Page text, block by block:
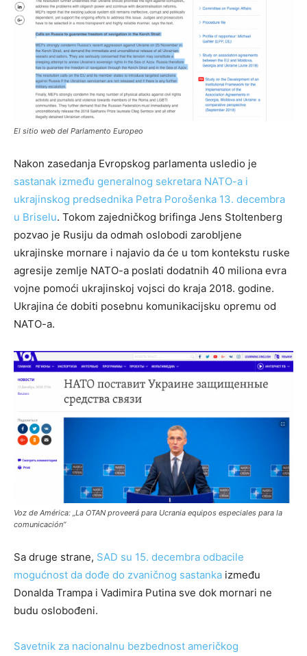
El sitio web del Parlamento Europeo
Nakon zasedanja Evropskog parlamenta usledio je
sastanak između generalnog sekretara NATO-a i
ukrajinskog predsednika Petra Porošenka 13. decembra
u Briselu. Tokom zajedničkog brifinga Jens Stoltenberg
pozvao je Rusiju da odmah oslobodi zarobljene
ukrajinske mornare i najavio da će u tom kontekstu ruske
agresije zemlje NATO-a poslati dodatnih 40 miliona evra
vojne pomoći ukrajinskoj vojsci do kraja 2018. godine.
Ukrajina će dobiti posebnu komunikacijsku opremu od
NATO-a.
Voz de América: „La OTAN proveerá para Ucrania equipos especiales para la
comunicación“
Sa druge strane, SAD su 15. decembra odbacile
mogućnost da dođe do zvaničnog sastanka između
Donalda Trampa i Vadimira Putina sve dok mornari ne
budu oslobođeni.
Savetnik za nacionalnu bezbednost američkog